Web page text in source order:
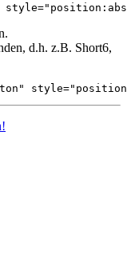
d.h. z.B. Short6,